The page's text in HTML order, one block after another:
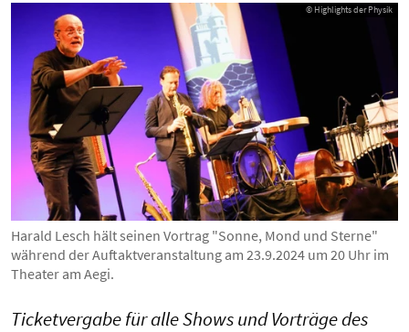
© Highlights der Physik
Harald Lesch hält seinen Vortrag "Sonne, Mond und Sterne"
während der Auftaktveranstaltung am 23.9.2024 um 20 Uhr im
Theater am Aegi.
Ticketvergabe für alle Shows und Vorträge des